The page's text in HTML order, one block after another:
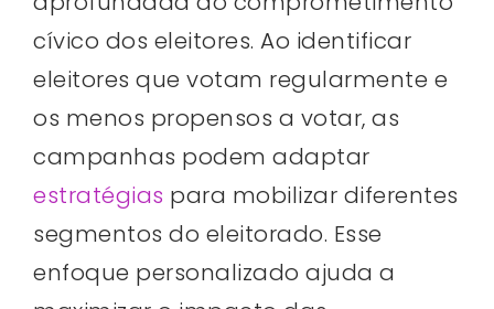
cívico dos eleitores. Ao identificar
eleitores que votam regularmente e
os menos propensos a votar, as
campanhas podem adaptar
estratégias para mobilizar diferentes
segmentos do eleitorado. Esse
enfoque personalizado ajuda a